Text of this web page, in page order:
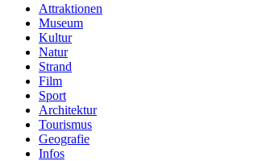
Attraktionen
Museum
Kultur
Natur
Strand
Film
Sport
Architektur
Tourismus
Geografie
Infos